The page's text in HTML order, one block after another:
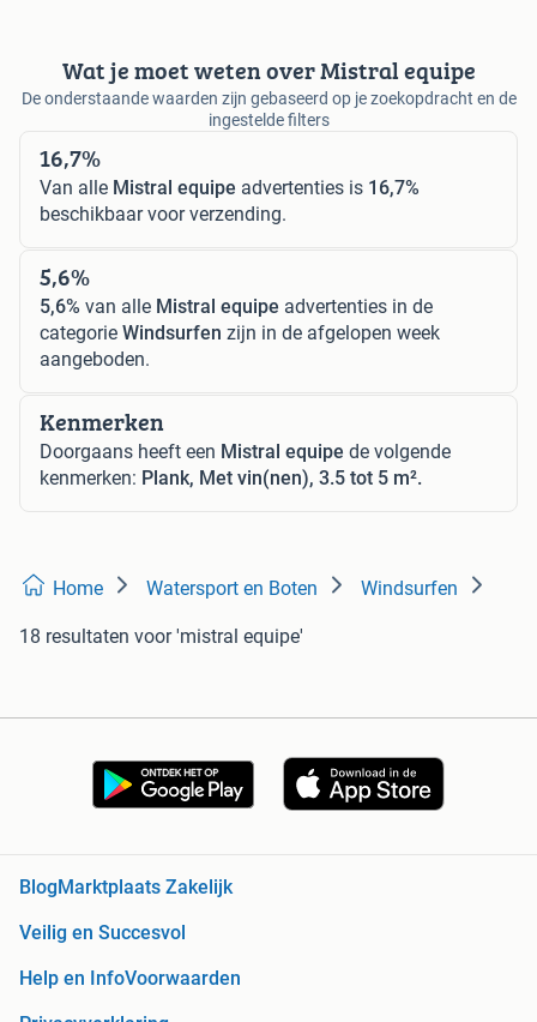
Wat je moet weten over Mistral equipe
De onderstaande waarden zijn gebaseerd op je zoekopdracht en de
ingestelde filters
16,7%
Van alle Mistral equipe advertenties is 16,7%
beschikbaar voor verzending.
5,6%
5,6% van alle Mistral equipe advertenties in de
categorie Windsurfen zijn in de afgelopen week
aangeboden.
Kenmerken
Doorgaans heeft een Mistral equipe de volgende
kenmerken: Plank, Met vin(nen), 3.5 tot 5 m².
Home Watersport en Boten Windsurfen
18 resultaten voor 'mistral equipe'
BlogMarktplaats Zakelijk
Veilig en Succesvol
Help en InfoVoorwaarden